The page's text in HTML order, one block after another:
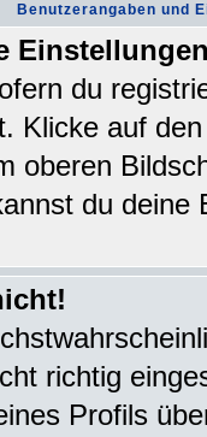
Benutzerangaben und
du
Klicke auf
oberen
du deine
richtig
Profils